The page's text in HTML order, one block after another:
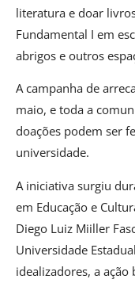
literatura e doar
Fundamental I em
abrigos e outros
A campanha de
maio, e toda a
doações podem ser
universidade.
A iniciativa surgiu
em Educação e
Diego Luiz Miiller
Universidade
idealizadores, a